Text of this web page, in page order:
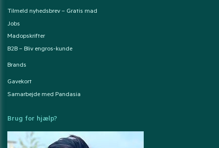
Tilmeld nyhedsbrev – Gratis mad
Jobs
Madopskrifter
B2B – Bliv engros-kunde
Brands
Gavekort
Samarbejde med Pandasia
Brug for hjælp?